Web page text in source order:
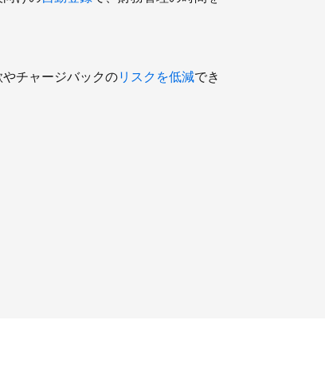
チャージバックのリスクを低減でき